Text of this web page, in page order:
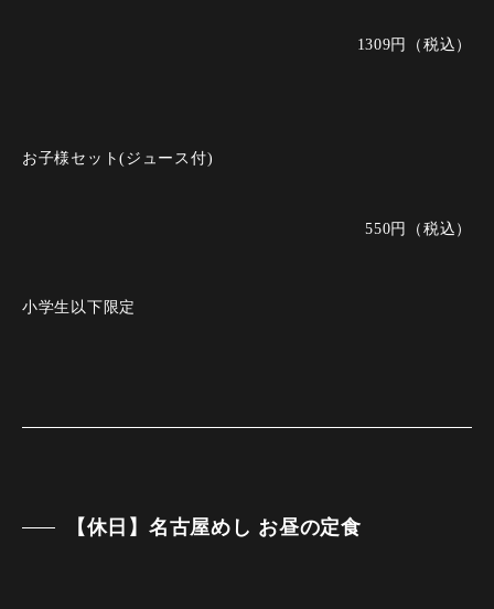
1309円（税込）
お子様セット(ジュース付)
550円（税込）
小学生以下限定
【休日】名古屋めし お昼の定食